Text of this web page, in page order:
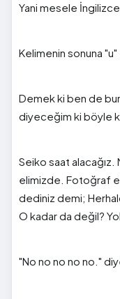
Yani mesele
Kelimenin sonuna
Demek ki ben de
diyeceğim ki böyle
Seiko saat alacağız.
elimizde. Fotoğraf
dediniz demi;
O kadar da değil?
"No no no no no."